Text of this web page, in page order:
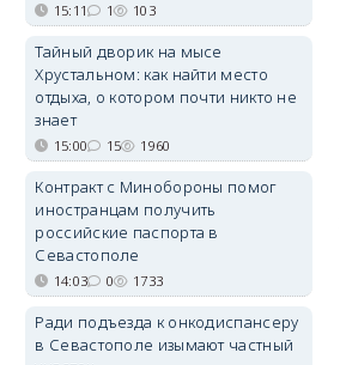
15:11 1 103
Тайный дворик на мысе
Хрустальном: как найти место
отдыха, о котором почти никто не
знает
15:00 15 1960
Контракт с Минобороны помог
иностранцам получить
российские паспорта в
Севастополе
14:03 0 1733
Ради подъезда к онкодиспансеру
в Севастополе изымают частный